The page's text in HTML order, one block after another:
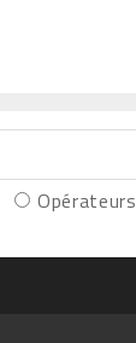
Opérateurs